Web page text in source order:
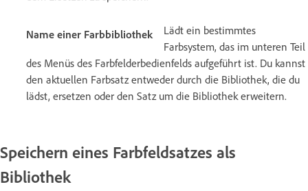
Name einer Farbbibliothek
Lädt ein bestimmtes
Farbsystem, das im unteren Teil
des Menüs des Farbfelderbedienfelds aufgeführt ist. Du kannst
den aktuellen Farbsatz entweder durch die Bibliothek, die du
lädst, ersetzen oder den Satz um die Bibliothek erweitern.
Speichern eines Farbfeldsatzes als
Bibliothek